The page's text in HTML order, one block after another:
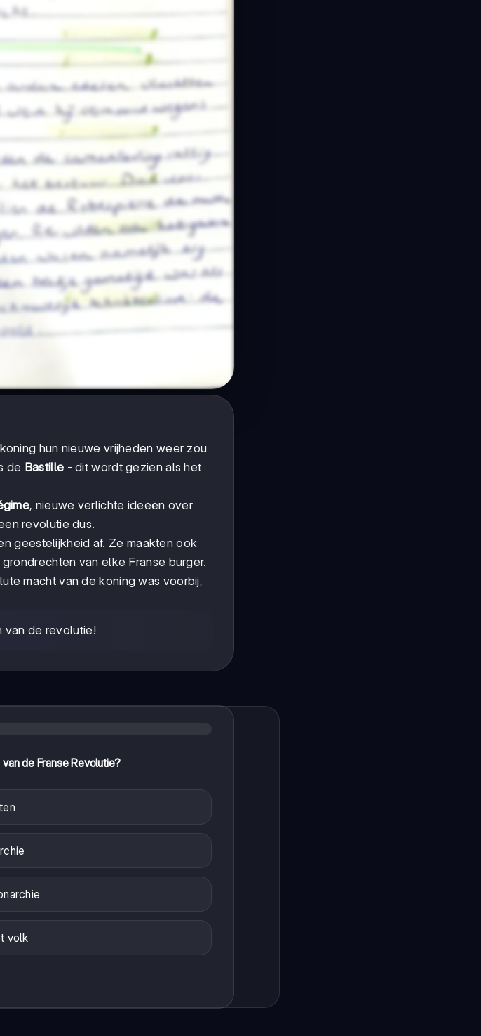
hun nieuwe vrijheden weer zou
de Bastille - dit wordt gezien als het
, nieuwe verlichte ideeën over
revolutie dus.
geestelijkheid af. Ze maakten ook
van elke Franse burger.
macht van de koning was voorbij,
van de revolutie!
de Franse Revolutie?
volk